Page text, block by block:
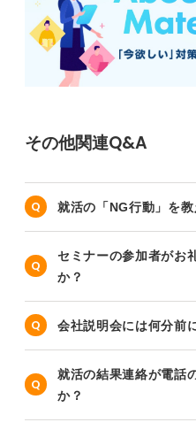
その他関連Q&A
就活の「NG行動」を
セミナーの参加者がお
か？
会社説明会には何分前
就活の結果連絡が電話
か？